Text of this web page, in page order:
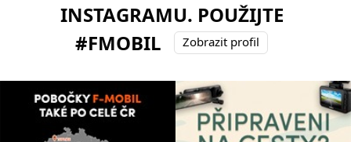
INSTAGRAMU. POUŽIJTE
#FMOBIL
Zobrazit profil